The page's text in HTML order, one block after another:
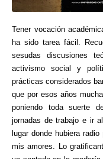
Tener vocación
ha sido tarea fácil.
sesudas discusiones
activismo social y
prácticas considerados
que por esos años
poniendo toda suerte
jornadas de trabajo e ir
lugar donde hubiera
mis amores. Lo